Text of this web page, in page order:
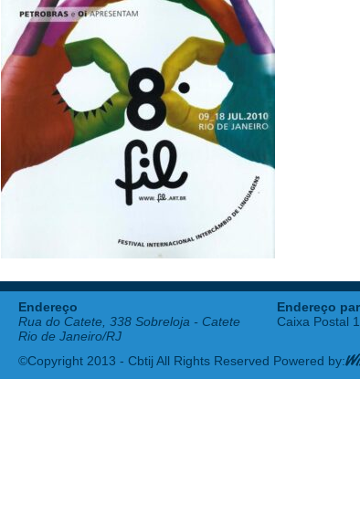
Endereço
Rua do Catete, 338 Sobreloja - Catete
Rio de Janeiro/RJ
Endereço
Caixa Postal
©Copyright 2013 - Cbtij All Rights Reserved Powered by: